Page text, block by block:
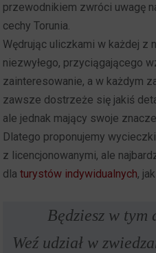
przewodnikiem zwróci uwagę
cechy Torunia.
Wędrując uliczkami w każdej z
niezwyłego, przyciągającego
zainteresowanie, a w każdym
zawsze dostrzeże się jakiś
ale jednak mający swoje
Dlatego proponujemy
z licencjonowanymi, ale
dlaturystów indywidualnych,
Będziesz w
Weź udział w